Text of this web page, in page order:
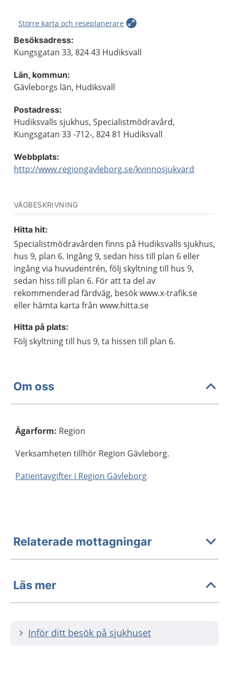
Större karta och reseplanerare
Besöksadress:
Kungsgatan 33, 824 43 Hudiksvall
Län, kommun:
Gävleborgs län, Hudiksvall
Postadress:
Hudiksvalls sjukhus, Specialistmödravård,
Kungsgatan 33 -712-, 824 81 Hudiksvall
Webbplats:
http://www.regiongavleborg.se/kvinnosjukvard
VÄGBESKRIVNING
Hitta hit:
Specialistmödravården finns på Hudiksvalls sjukhus,
hus 9, plan 6. Ingång 9, sedan hiss till plan 6 eller
ingång via huvudentrén, följ skyltning till hus 9,
sedan hiss till plan 6. För att ta del av
rekommenderad färdväg, besök www.x-trafik.se
eller hämta karta från www.hitta.se
Hitta på plats:
Följ skyltning till hus 9, ta hissen till plan 6.
Om oss
Ägarform: Region
Verksamheten tillhör Region Gävleborg.
Patientavgifter i Region Gävleborg
Relaterade mottagningar
Läs mer
Inför ditt besök på sjukhuset